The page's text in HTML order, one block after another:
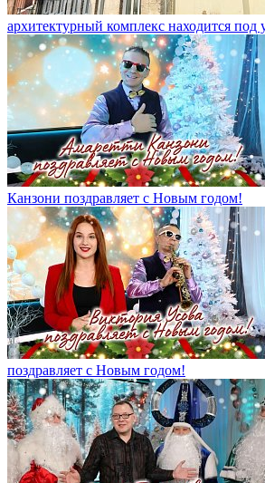
архитектурный комплекс находится под
Канзони поздравляет с Новым годом!
поздравляет с Новым годом!